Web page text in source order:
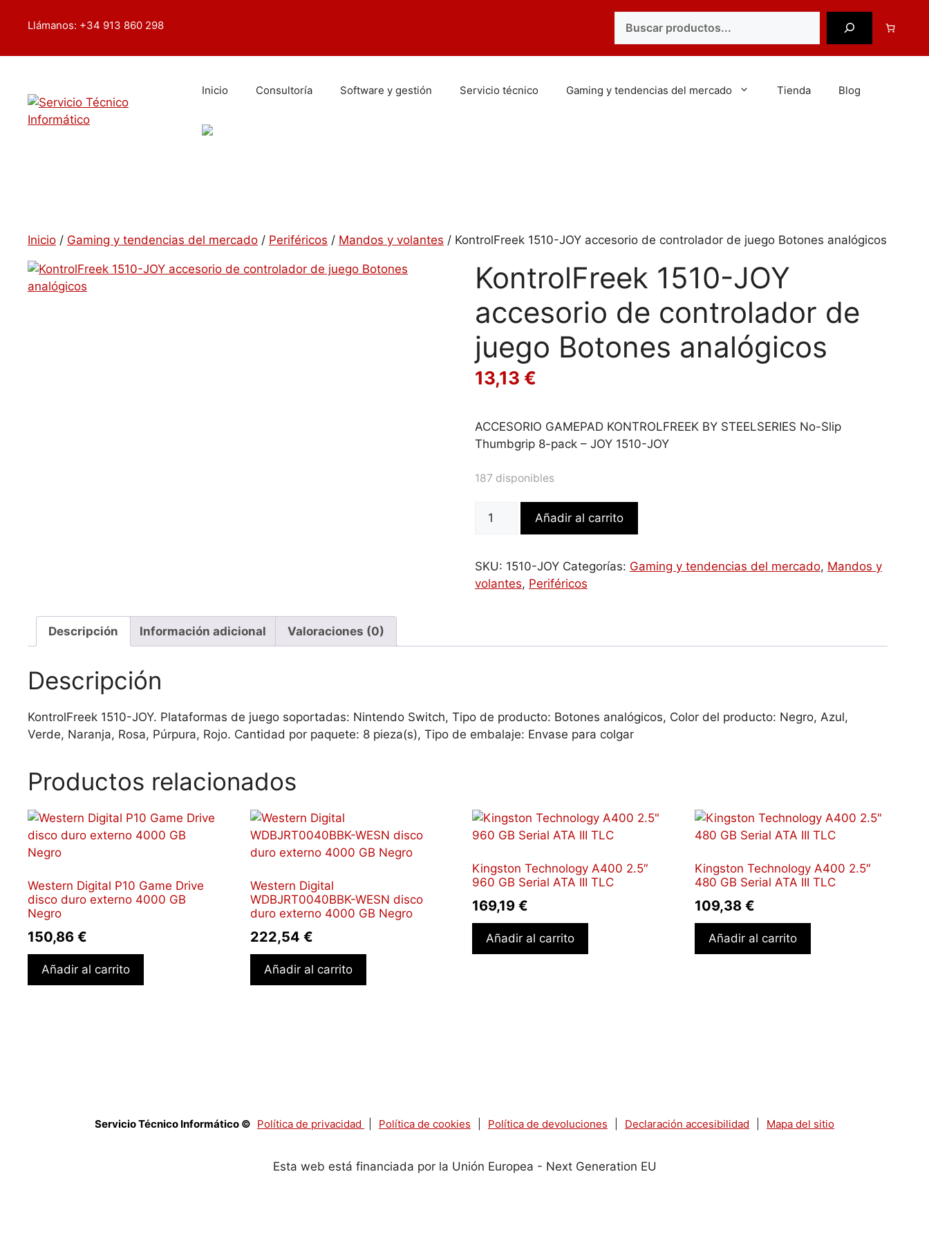
Llámanos: +34 913 860 298
Inicio Consultoría Software y gestión Servicio técnico Gaming y tendencias del mercado Tienda Blog
Inicio / Gaming y tendencias del mercado / Periféricos / Mandos y volantes / KontrolFreek 1510-JOY accesorio de controlador de juego Botones analógicos
KontrolFreek 1510-JOY
accesorio de controlador de
juego Botones analógicos
13,13 €
ACCESORIO GAMEPAD KONTROLFREEK BY STEELSERIES No-Slip
Thumbgrip 8-pack – JOY 1510-JOY
187 disponibles
KontrolFreek
accesorio
de
Botones
Añadir al carrito
SKU: 1510-JOY Categorías: Gaming y tendencias del mercado, Mandos y
volantes, Periféricos
Descripción Información adicional Valoraciones (0)
Descripción
KontrolFreek 1510-JOY. Plataformas de juego soportadas: Nintendo Switch, Tipo de producto: Botones analógicos, Color del producto: Negro, Azul,
Verde, Naranja, Rosa, Púrpura, Rojo. Cantidad por paquete: 8 pieza(s), Tipo de embalaje: Envase para colgar
Productos relacionados
Western Digital P10 Game Drive
disco duro externo 4000 GB
Negro
150,86 €
Añadir al carrito
Western Digital
WDBJRT0040BBK-WESN disco
duro externo 4000 GB Negro
222,54 €
Añadir al carrito
Kingston Technology A400 2.5″
960 GB Serial ATA III TLC
169,19€
Añadir al carrito
Kingston Technology A400 2.5″
480 GB Serial ATA III TLC
109,38 €
Añadir al carrito
Servicio Técnico Informático © Política de privacidad Política de cookies Política de devoluciones Declaración accesibilidad Mapa del sitio
Esta web está financiada por la Unión Europea - Next Generation EU